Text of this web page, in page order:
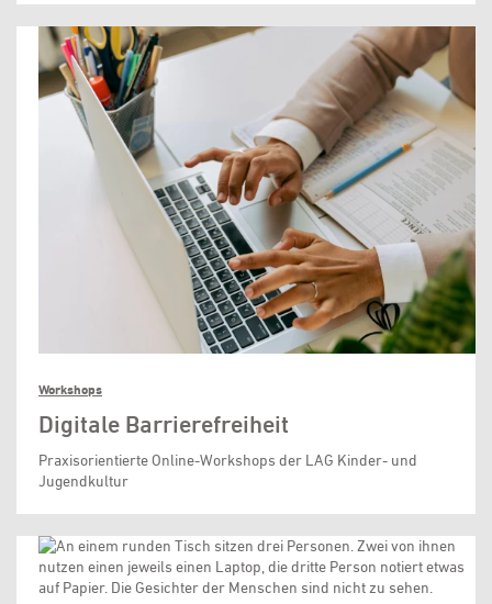
Workshops
Digitale Barrierefreiheit
Praxisorientierte Online-Workshops der LAG Kinder- und
Jugendkultur